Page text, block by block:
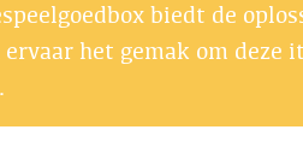
biedt de
ervaar het gemak om